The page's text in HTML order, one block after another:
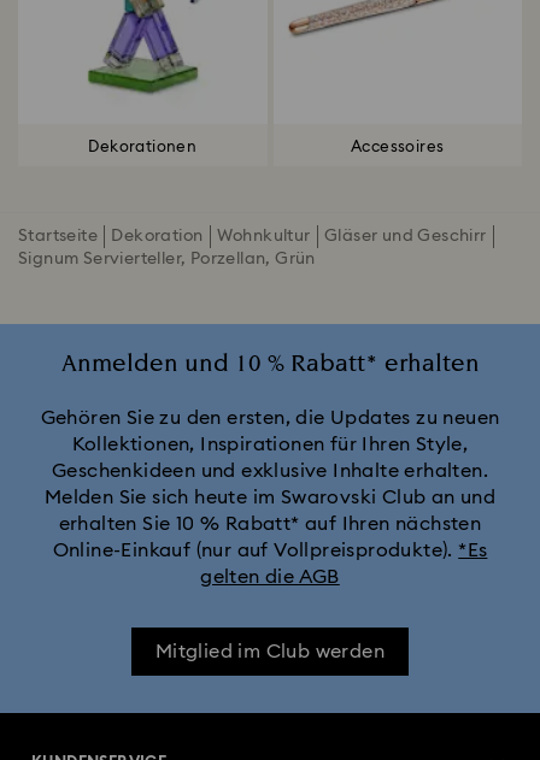
Dekorationen Accessoires
Startseite Dekoration Wohnkultur
Gläser und Geschirr
Signum Servierteller, Porzellan, Grün
Anmelden und 10 % Rabatt* erhalten
Gehören Sie zu den ersten, die Updates zu neuen
Kollektionen, Inspirationen für Ihren Style,
Geschenkideen und exklusive Inhalte erhalten.
Melden Sie sich heute im Swarovski Club an und
erhalten Sie 10 % Rabatt* auf Ihren nächsten
Online-Einkauf (nur auf Vollpreisprodukte). *Es
gelten die AGB
Mitglied im Club werden